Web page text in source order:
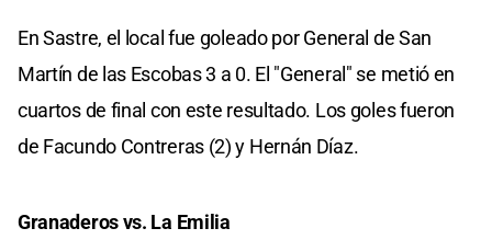
En Sastre, el local fue goleado por General de San
Martín de las Escobas 3 a 0. El "General" se metió en
cuartos de final con este resultado. Los goles fueron
de Facundo Contreras (2) y Hernán Díaz.
Granaderos vs. La Emilia